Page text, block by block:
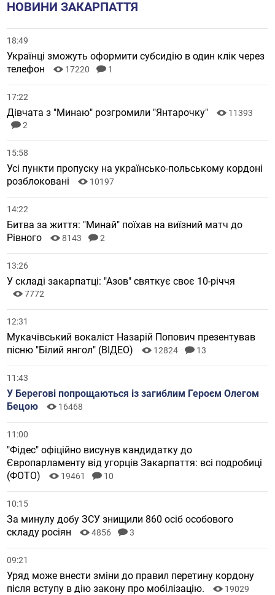
НОВИНИ ЗАКАРПАТТЯ
18:49
Українці зможуть оформити субсидію в один клік через
телефон
17220 1
17:22
Дівчата з "Минаю" розгромили "Янтарочку"
11393
2
15:58
Усі пункти пропуску на українсько-польському кордоні
розблоковані
10197
14:22
Битва за життя: "Минай" поїхав на виїзний матч до
Рівного
8143 2
13:26
У складі закарпатці: "Азов" святкує своє 10-річчя
7772
12:31
Мукачівський вокаліст Назарій Попович презентував
пісню "Білий янгол" (ВІДЕО)
12824 13
11:43
У Берегові попрощаються із загиблим Героєм Олегом
Бецою
16468
11:00
"Фідес" офіційно висунув кандидатку до
Європарламенту від угорців Закарпаття: всі подробиці
(ФОТО)
19461 10
10:15
За минулу добу ЗСУ знищили 860 осіб особового
складу росіян
4856 3
09:21
Уряд може внести зміни до правил перетину кордону
після вступу в дію закону про мобілізацію.
19029